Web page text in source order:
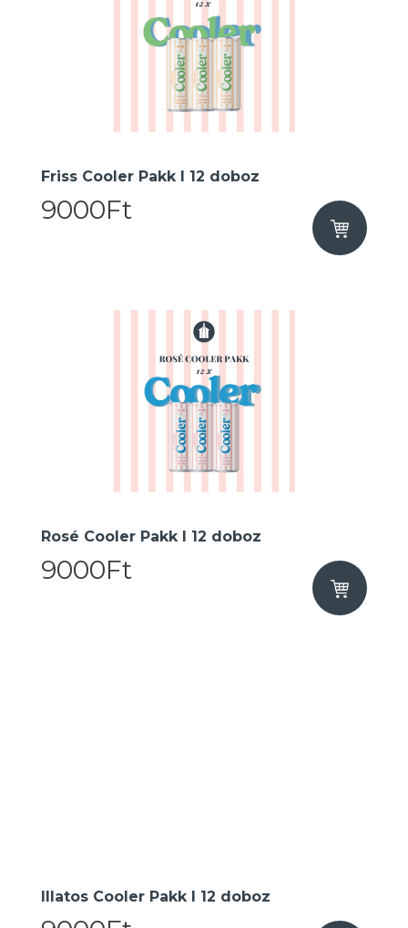
Friss Cooler Pakk I 12 doboz
9000Ft
Rosé Cooler Pakk I 12 doboz
9000Ft
Illatos Cooler Pakk I 12 doboz